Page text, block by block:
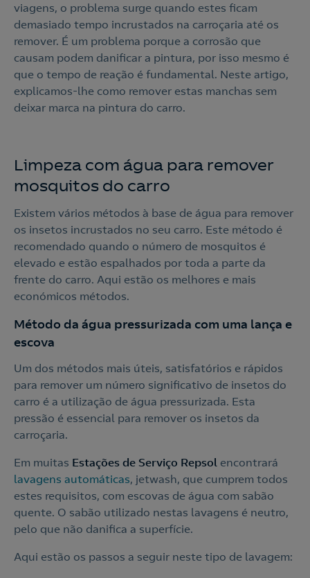
viagens, o problema surge quando estes ficam
demasiado tempo incrustados na carroçaria até os
remover. É um problema porque a corrosão que
causam podem danificar a pintura, por isso mesmo é
que o tempo de reação é fundamental. Neste artigo,
explicamos-lhe como remover estas manchas sem
deixar marca na pintura do carro.
Limpeza com água para remover
mosquitos do carro
Existem vários métodos à base de água para remover
os insetos incrustados no seu carro. Este método é
recomendado quando o número de mosquitos é
elevado e estão espalhados por toda a parte da
frente do carro. Aqui estão os melhores e mais
económicos métodos.
Método da água pressurizada com uma lança e
escova
Um dos métodos mais úteis, satisfatórios e rápidos
para remover um número significativo de insetos do
carro é a utilização de água pressurizada. Esta
pressão é essencial para remover os insetos da
carroçaria.
Em muitas Estações de Serviço Repsol encontrará
lavagens automáticas, jetwash, que cumprem todos
estes requisitos, com escovas de água com sabão
quente. O sabão utilizado nestas lavagens é neutro,
pelo que não danifica a superfície.
Aqui estão os passos a seguir neste tipo de lavagem: